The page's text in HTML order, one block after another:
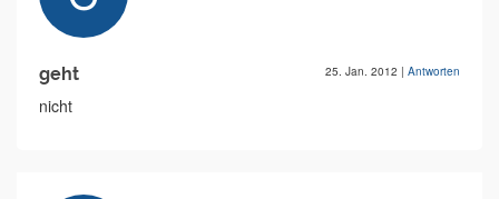
geht 25. Jan. 2012 | Antworten
nicht